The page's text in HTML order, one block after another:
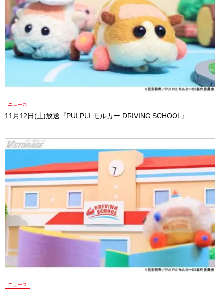
ニュース
11月12日(土)放送『PUI PUI モルカー DRIVING SCHOOL』...
ニュース